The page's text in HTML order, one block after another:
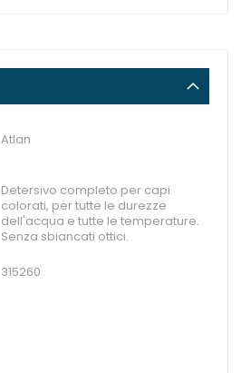
Atlan
Detersivo completo per capi
colorati, per tutte le durezze
dell'acqua e tutte le temperature.
Senza sbiancati ottici.
315260